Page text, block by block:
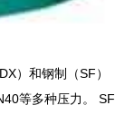
）和钢制（SF）
等多种压力。 SF